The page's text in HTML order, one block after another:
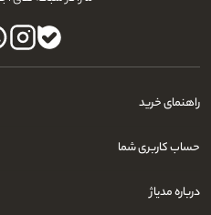
ارگونومیک، تیغه‌های ضدحساسیت و قابلیت
راهنمای خرید
حساب کاربری شما
درباره مدیاژ